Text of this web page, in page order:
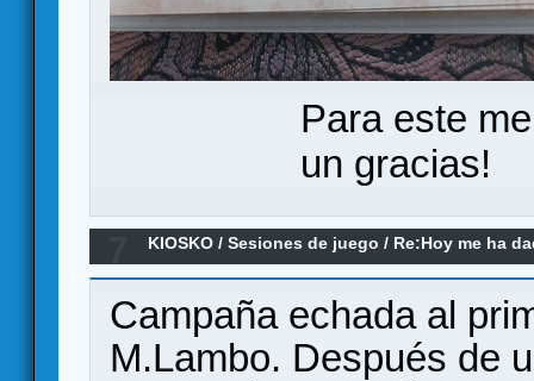
Para este
un gracias!
KIOSKO /Sesiones de juego / Re:Hoy me ha
Campaña echada al
M.Lambo. Después de